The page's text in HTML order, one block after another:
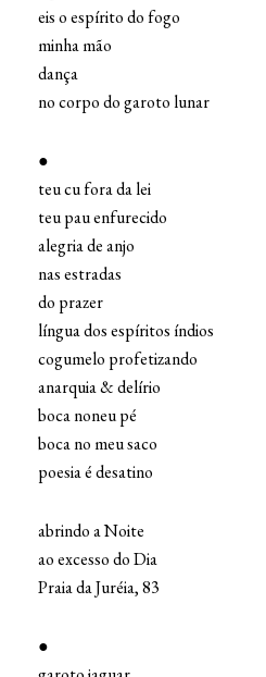
eis o espírito do fogo
minha mão
dança
no corpo do garoto lunar
●
teu cu fora da lei
teu pau enfurecido
alegria de anjo
nas estradas
do prazer
língua dos espíritos índios
cogumelo profetizando
anarquia & delírio
boca noneu pé
boca no meu saco
poesia é desatino
abrindo a Noite
ao excesso do Dia
Praia da Juréia, 83
●